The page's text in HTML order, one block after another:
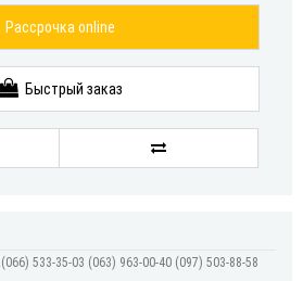
Рассрочка online
Быстрый заказ
(066) 533-35-03 (063) 963-00-40 (097) 503-88-58